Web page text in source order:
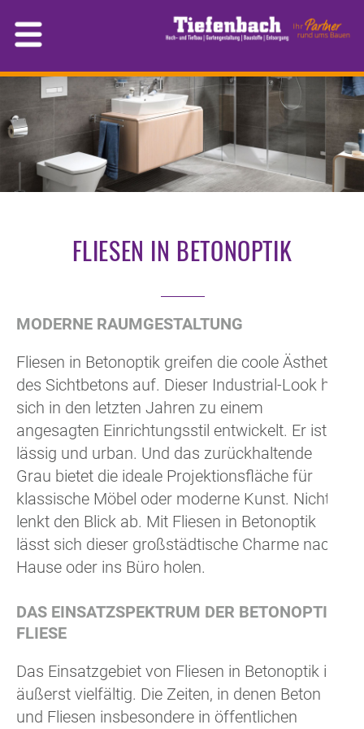
FLIESEN IN BETONOPTIK
MODERNE RAUMGESTALTUNG
Fliesen in Betonoptik greifen die coole Ästhetik
des Sichtbetons auf. Dieser Industrial-Look hat
sich in den letzten Jahren zu einem
angesagten Einrichtungsstil entwickelt. Er ist
lässig und urban. Und das zurückhaltende
Grau bietet die ideale Projektionsfläche für
klassische Möbel oder moderne Kunst. Nichts
lenkt den Blick ab. Mit Fliesen in Betonoptik
lässt sich dieser großstädtische Charme nach
Hause oder ins Büro holen.
DAS EINSATZSPEKTRUM DER BETONOPTIK
FLIESE
Das Einsatzgebiet von Fliesen in Betonoptik ist
äußerst vielfältig. Die Zeiten, in denen Beton
und Fliesen insbesondere in öffentlichen